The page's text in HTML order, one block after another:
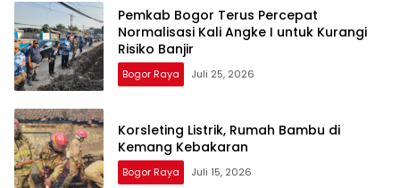
Pemkab Bogor Terus Percepat
Normalisasi Kali Angke I untuk Kurangi
Risiko Banjir
Bogor Raya Juli 25, 2026
Korsleting Listrik, Rumah Bambu di
Kemang Kebakaran
Bogor Raya Juli 15, 2026